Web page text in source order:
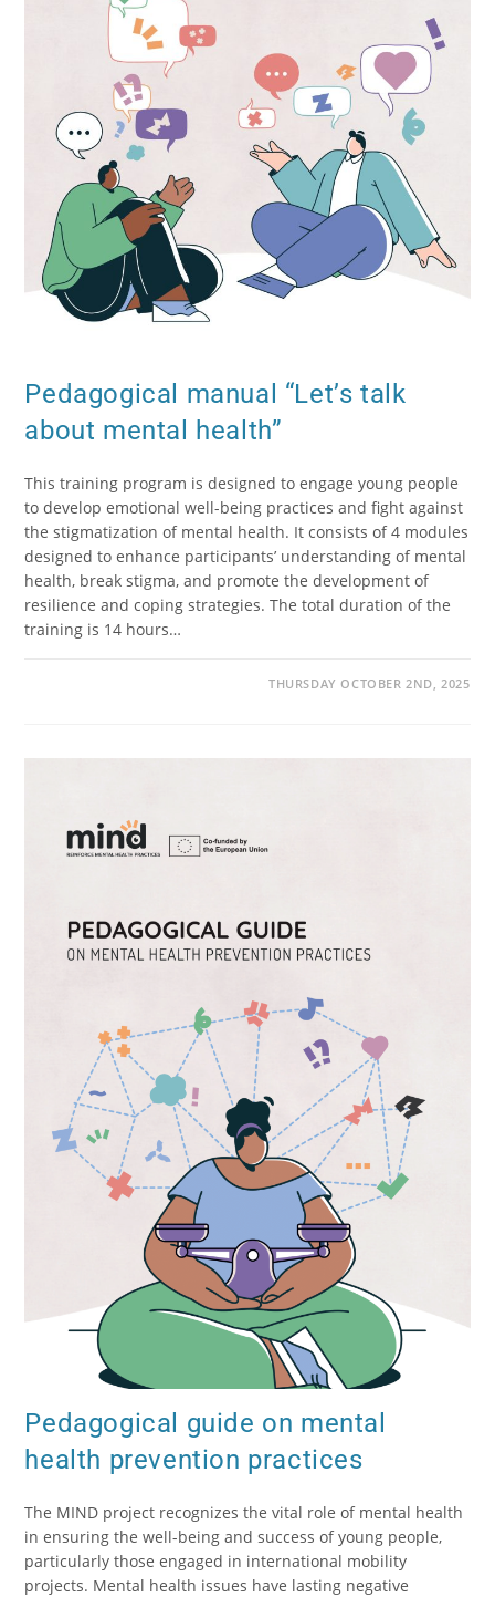
Pedagogical manual “Let’s talk
about mental health”
This training program is designed to engage young people
to develop emotional well-being practices and fight against
the stigmatization of mental health. It consists of 4 modules
designed to enhance participants’ understanding of mental
health, break stigma, and promote the development of
resilience and coping strategies. The total duration of the
training is 14 hours…
THURSDAY OCTOBER 2ND, 2025
Pedagogical guide on mental
health prevention practices
The MIND project recognizes the vital role of mental health
in ensuring the well-being and success of young people,
particularly those engaged in international mobility
projects. Mental health issues have lasting negative